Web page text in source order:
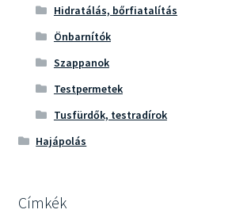
Hidratálás, bőrfiatalítás
Önbarnítók
Szappanok
Testpermetek
Tusfürdők, testradírok
Hajápolás
Címkék